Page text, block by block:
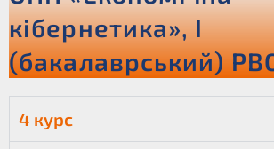
кібернетика», І
(бакалаврський)
4 курс